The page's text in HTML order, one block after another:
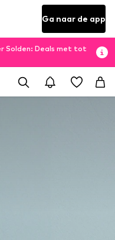
Ga naar de app
Solden: Deals met tot